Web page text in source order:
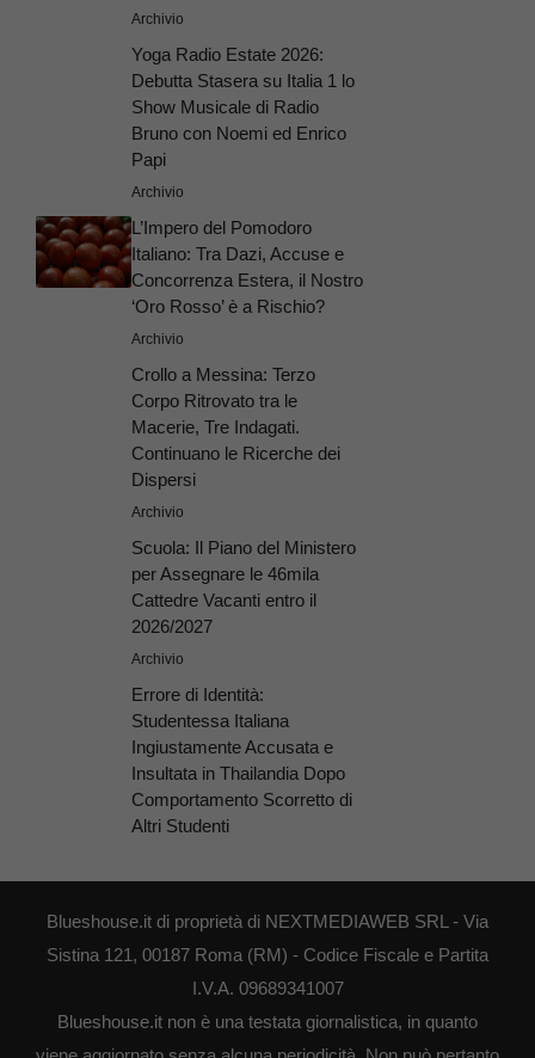
Archivio
Yoga Radio Estate 2026:
Debutta Stasera su Italia 1 lo
Show Musicale di Radio
Bruno con Noemi ed Enrico
Papi
Archivio
L’Impero del Pomodoro
Italiano: Tra Dazi, Accuse e
Concorrenza Estera, il Nostro
‘Oro Rosso’ è a Rischio?
Archivio
Crollo a Messina: Terzo
Corpo Ritrovato tra le
Macerie, Tre Indagati.
Continuano le Ricerche dei
Dispersi
Archivio
Scuola: Il Piano del Ministero
per Assegnare le 46mila
Cattedre Vacanti entro il
2026/2027
Archivio
Errore di Identità:
Studentessa Italiana
Ingiustamente Accusata e
Insultata in Thailandia Dopo
Comportamento Scorretto di
Altri Studenti
Blueshouse.it di proprietà di NEXTMEDIAWEB SRL - Via
Sistina 121, 00187 Roma (RM) - Codice Fiscale e Partita
I.V.A. 09689341007
Blueshouse.it non è una testata giornalistica, in quanto